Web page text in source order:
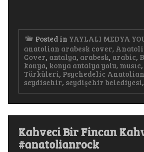
Posted in YAYLALI MEDYA
anatolian arabesk cover,
Cover, antalya, arabesk, arabic,
konya, konya antalya yolu, musıc,
Türküleri, Psychedelic
seydisehir, seydişehir belediyesi,
Kahveci Bir Fincan
#anatolianrock